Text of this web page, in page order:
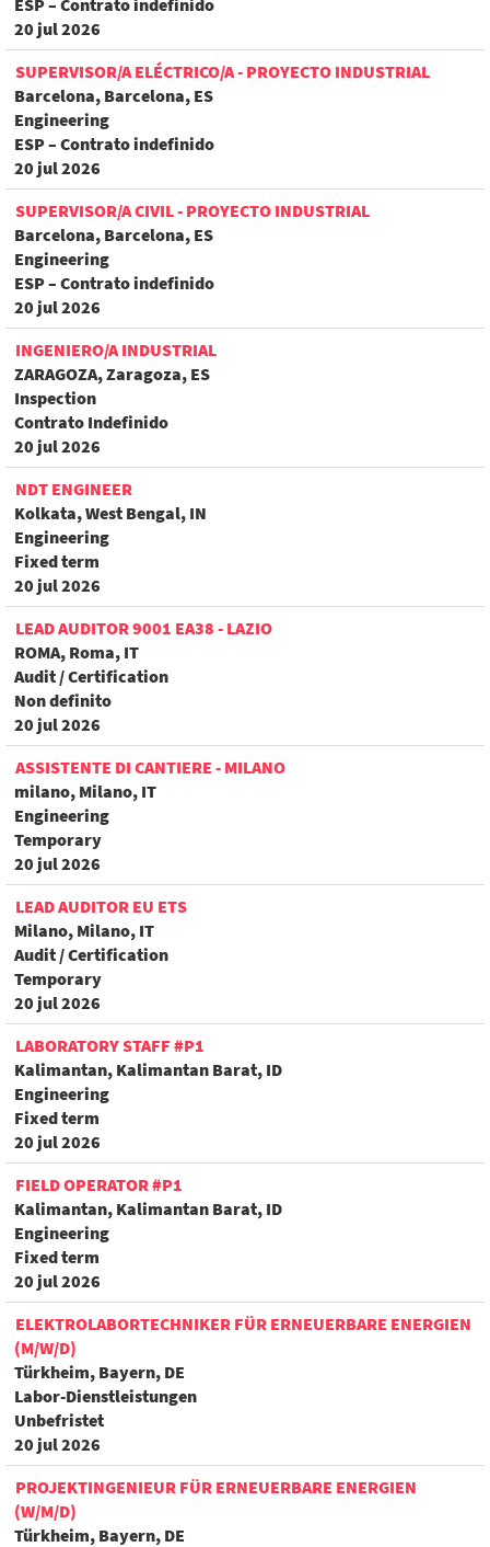
ESP – Contrato indefinido
20 jul 2026
SUPERVISOR/A ELÉCTRICO/A - PROYECTO INDUSTRIAL
Barcelona, Barcelona, ES
Engineering
ESP – Contrato indefinido
20 jul 2026
SUPERVISOR/A CIVIL - PROYECTO INDUSTRIAL
Barcelona, Barcelona, ES
Engineering
ESP – Contrato indefinido
20 jul 2026
INGENIERO/A INDUSTRIAL
ZARAGOZA, Zaragoza, ES
Inspection
Contrato Indefinido
20 jul 2026
NDT ENGINEER
Kolkata, West Bengal, IN
Engineering
Fixed term
20 jul 2026
LEAD AUDITOR 9001 EA38 - LAZIO
ROMA, Roma, IT
Audit / Certification
Non definito
20 jul 2026
ASSISTENTE DI CANTIERE - MILANO
milano, Milano, IT
Engineering
Temporary
20 jul 2026
LEAD AUDITOR EU ETS
Milano, Milano, IT
Audit / Certification
Temporary
20 jul 2026
LABORATORY STAFF #P1
Kalimantan, Kalimantan Barat, ID
Engineering
Fixed term
20 jul 2026
FIELD OPERATOR #P1
Kalimantan, Kalimantan Barat, ID
Engineering
Fixed term
20 jul 2026
ELEKTROLABORTECHNIKER FÜR ERNEUERBARE ENERGIEN
(M/W/D)
Türkheim, Bayern, DE
Labor-Dienstleistungen
Unbefristet
20 jul 2026
PROJEKTINGENIEUR FÜR ERNEUERBARE ENERGIEN
(W/M/D)
Türkheim, Bayern, DE